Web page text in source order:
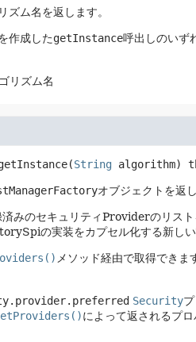
ズム名を返します。
作成したgetInstance呼出しのいず
リズム名
(String algorithm)
オブジェクトを返し
みのセキュリティProviderのリスト
の実装をカプセル化する新し
メソッド経由で取得できま
Security
によって返されるプ